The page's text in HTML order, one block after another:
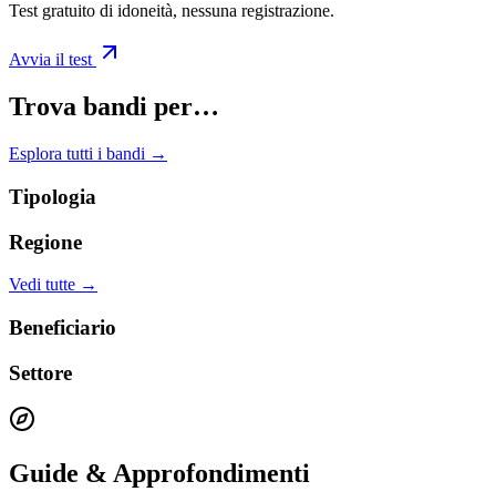
Test gratuito di idoneità, nessuna registrazione.
Avvia il test
Trova bandi per…
Esplora tutti i bandi →
Tipologia
Regione
Vedi tutte →
Beneficiario
Settore
Guide & Approfondimenti